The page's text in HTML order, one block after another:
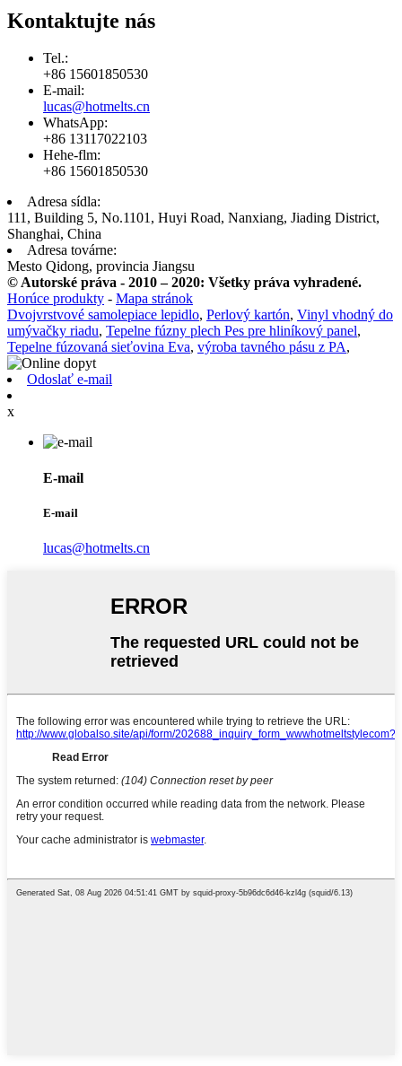
Kontaktujte nás
Tel.:
+86 15601850530
E-mail:
lucas@hotmelts.cn
WhatsApp:
+86 13117022103
Hehe-flm:
+86 15601850530
Adresa sídla:
111, Building 5, No.1101, Huyi Road, Nanxiang, Jiading District,
Shanghai, China
Adresa továrne:
Mesto Qidong, provincia Jiangsu
© Autorské práva - 2010 – 2020: Všetky práva vyhradené.
Horúce produkty - Mapa stránok
Dvojvrstvové samolepiace lepidlo, Perlový kartón, Vinyl vhodný do
umývačky riadu, Tepelne fúzny plech Pes pre hliníkový panel,
Tepelne fúzovaná sieťovina Eva, výroba tavného pásu z PA,
Odoslať e-mail
x
E-mail
E-mail
lucas@hotmelts.cn